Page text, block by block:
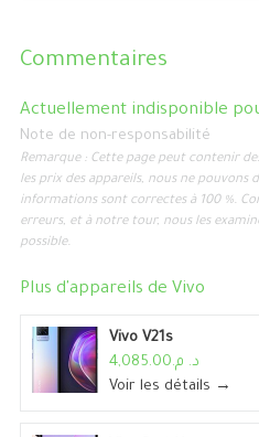
Commentaires
Actuellement indisponible
Note de non-responsabilité
Remarque : Cette page peut contenir
les prix des appareils, nous ne pouvons
informations sont correctes à 100 %.
erreurs, et à notre tour, nous les
possible.
Plus d'appareils de Vivo
Vivo V21s
د. م.4,085.00
Voir les détails →